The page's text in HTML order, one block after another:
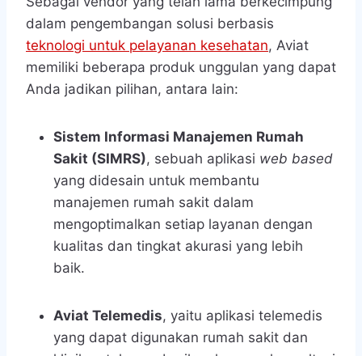
dalam pengembangan solusi berbasis
teknologi untuk pelayanan kesehatan, Aviat
memiliki beberapa produk unggulan yang dapat
Anda jadikan pilihan, antara lain:
Sistem Informasi Manajemen Rumah
Sakit (SIMRS), sebuah aplikasi web based
yang didesain untuk membantu
manajemen rumah sakit dalam
mengoptimalkan setiap layanan dengan
kualitas dan tingkat akurasi yang lebih
baik.
Aviat Telemedis, yaitu aplikasi telemedis
yang dapat digunakan rumah sakit dan